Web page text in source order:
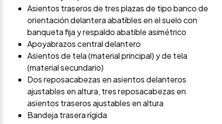
Asientos traseros de tres plazas de tipo banco de
orientación delantera abatibles en el suelo con
banqueta fija y respaldo abatible asimétrico
Apoyabrazos central delantero
Asientos de tela (material principal) y de tela
(material secundario)
Dos reposacabezas en asientos delanteros
ajustables en altura, tres reposacabezas en
asientos traseros ajustables en altura
Bandeja trasera rígida